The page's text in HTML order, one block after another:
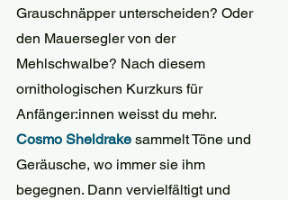
Grauschnäpper unterscheiden? Oder
den Mauersegler von der
Mehlschwalbe? Nach diesem
ornithologischen Kurzkurs für
Anfänger:innen weisst du mehr.
Cosmo Sheldrake sammelt Töne und
Geräusche, wo immer sie ihm
begegnen. Dann vervielfältigt und